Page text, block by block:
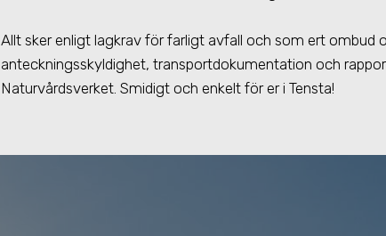
Allt sker enligt lagkrav för farligt avfall och som ert ombud
anteckningsskyldighet, transportdokumentation och
Naturvårdsverket. Smidigt och enkelt för eri Tensta!